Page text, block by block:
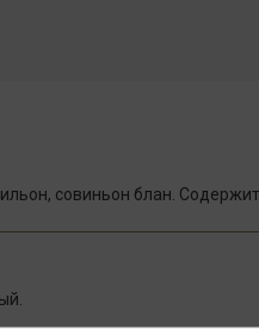
совиньон блан.